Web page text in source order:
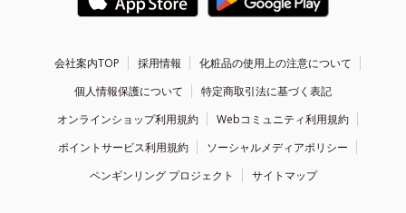
会社案内TOP 採用情報
化粧品の使用上の注意について
個人情報保護について
特定商取引法に基づく表記
オンラインショップ利用規約
Webコミュニティ利用規約
ポイントサービス利用規約
ソーシャルメディアポリシー
ペンギンリング プロジェクト
サイトマップ